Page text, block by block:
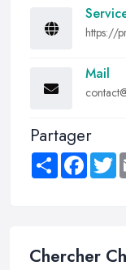
https://
Mail
Partager
Share
Chercher